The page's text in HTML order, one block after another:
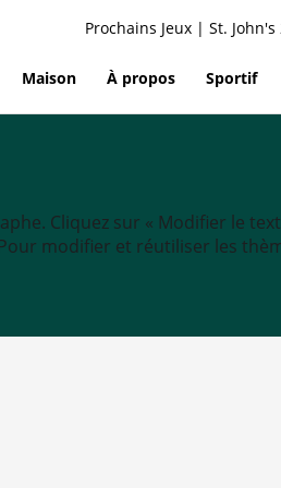
Prochains Jeux | St. John's
Maison À propos Sportif
Cliquez sur « Modifier le
modifier et réutiliser les